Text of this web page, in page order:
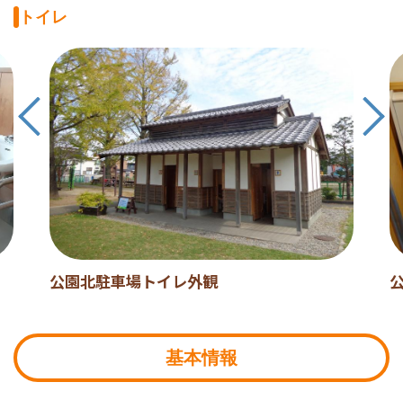
トイレ
公園北駐車場トイレ外観
基本情報